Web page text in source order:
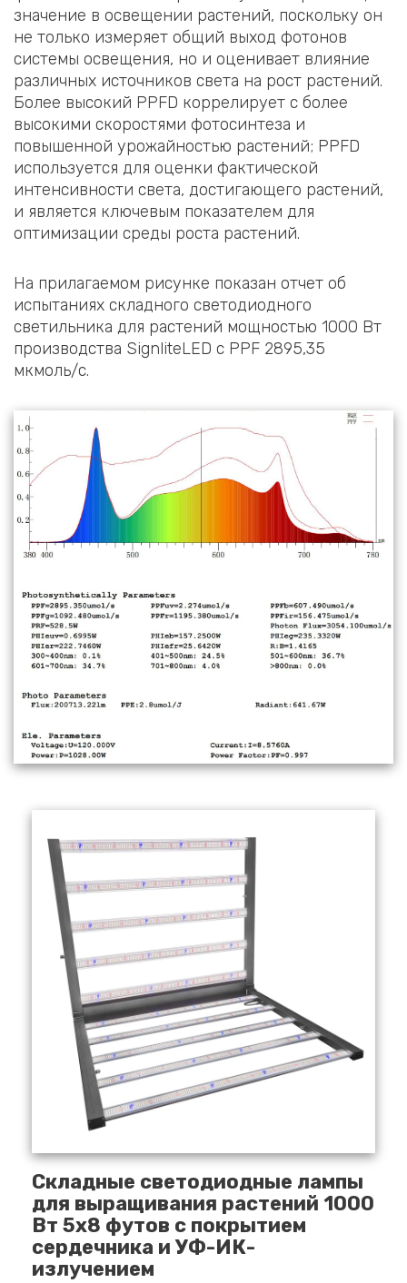
значение в освещении растений, поскольку он
не только измеряет общий выход фотонов
системы освещения, но и оценивает влияние
различных источников света на рост растений.
Более высокий PPFD коррелирует с более
высокими скоростями фотосинтеза и
повышенной урожайностью растений; PPFD
используется для оценки фактической
интенсивности света, достигающего растений,
и является ключевым показателем для
оптимизации среды роста растений.
На прилагаемом рисунке показан отчет об
испытаниях складного светодиодного
светильника для растений мощностью 1000 Вт
производства SignliteLED с PPF 2895,35
мкмоль/с.
Складные светодиодные лампы
для выращивания растений 1000
Вт 5x8 футов с покрытием
сердечника и УФ-ИК-
излучением